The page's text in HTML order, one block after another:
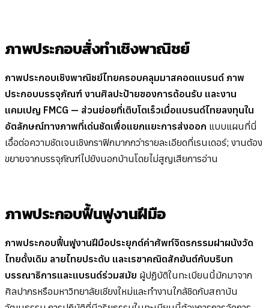
ภาพประกอบสั่งทำเชิงพาณิชย์
ภาพประกอบเชิงพาณิชย์ไทยครอบคลุมมาสคอตแบรนด์ ภาพ
ประกอบบรรจุภัณฑ์ งานศิลปะป้ายของการต้อนรับ และงาน
แคมเปญ FMCG — ส่วนย่อยที่เติบโตเร็วเมื่อแบรนด์ไทยลงทุนใน
อัตลักษณ์ทางภาพที่เด่นชัดเพื่อแยกแยะการส่งออก แบบแผนที่นี่
เอื้อต่อความชัดเจนเชิงกราฟิกมากกว่ารายละเอียดที่เรนเดอร์; งานต้อง
ขยายจากบรรจุภัณฑ์ไปยังนอกบ้านโดยไม่สูญเสียการอ่าน
ภาพประกอบฟื้นฟูงานฝีมือ
ภาพประกอบฟื้นฟูงานฝีมือประยุกต์คำศัพท์จิตรกรรมฝาผนังวัด
ไทยดั้งเดิม ลายไทยประดับ และเรขาคณิตสักยันต์กับบริบท
บรรณาธิการและแบรนด์ร่วมสมัย ผู้ปฏิบัติในทะเบียนนี้มักมาจาก
ศิลปากรหรือมหาวิทยาลัยเชียงใหม่และทำงานใกล้ชิดกับสถาบัน